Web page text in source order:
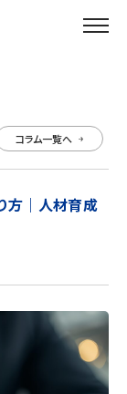
コラム一覧へ
り方｜人材育成